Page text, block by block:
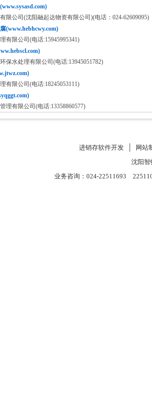
限公司(沈阳融起达物资有限公司)(电话：024-62609095)
(www.hebhcwy.com)
有限公司(电话:15945995341)
保水处理有限公司(电话:13945051782)
有限公司(电话:18245053111)
理有限公司(电话:13358860577)
进销存软件开发│
网站
沈阳
业务咨询：024-22511693